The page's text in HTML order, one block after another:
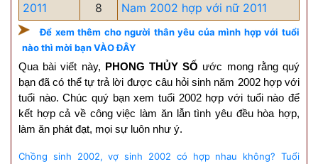
2011
8 Nam 2002 hợp với nữ 2011
Để xem thêm cho người thân yêu của mình hợp với tuổi
nào thì mời bạn VÀO ĐÂY
Qua bài viết này,
PHONG THỦY SỐ ước mong rằng quý
bạn đã có thể tự trả lời được câu hỏi sinh năm 2002 hợp với
tuổi nào. Chúc quý bạn xem tuổi 2002 hợp với tuổi nào để
kết hợp cả về công việc làm ăn lẫn tình yêu đều hòa hợp,
làm ăn phát đạt, mọi sự luôn như ý.
Chồng sinh 2002, vợ sinh 2002 có hợp nhau không? Tuổi